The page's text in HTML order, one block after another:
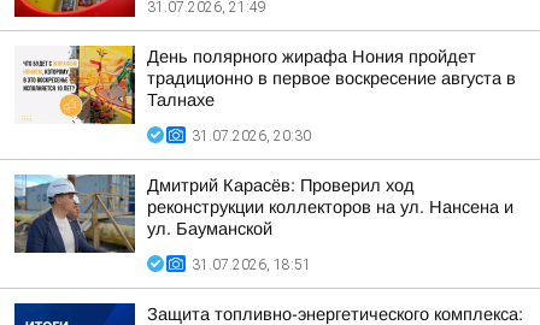
31.07.2026, 21:49
День полярного жирафа Нония пройдет
традиционно в первое воскресение августа в
Талнахе
31.07.2026, 20:30
Дмитрий Карасёв: Проверил ход
реконструкции коллекторов на ул. Нансена и
ул. Бауманской
31.07.2026, 18:51
Защита топливно-энергетического комплекса: